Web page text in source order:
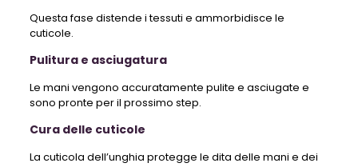
Questa fase distende i tessuti e ammorbidisce le
cuticole.
Pulitura e asciugatura
Le mani vengono accuratamente pulite e asciugate e
sono pronte per il prossimo step.
Cura delle cuticole
La cuticola dell’unghia protegge le dita delle mani e dei